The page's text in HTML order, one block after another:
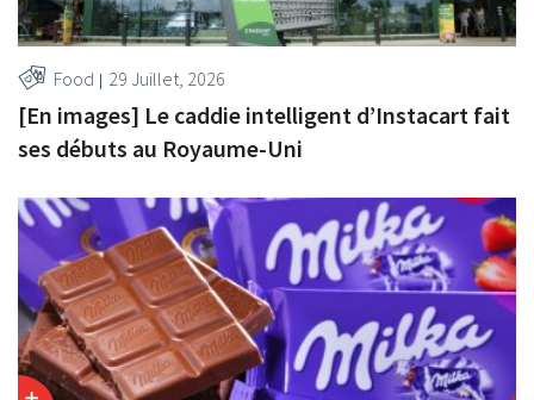
Food 29 Juillet, 2026
[En images] Le caddie intelligent d’Instacart fait
ses débuts au Royaume-Uni